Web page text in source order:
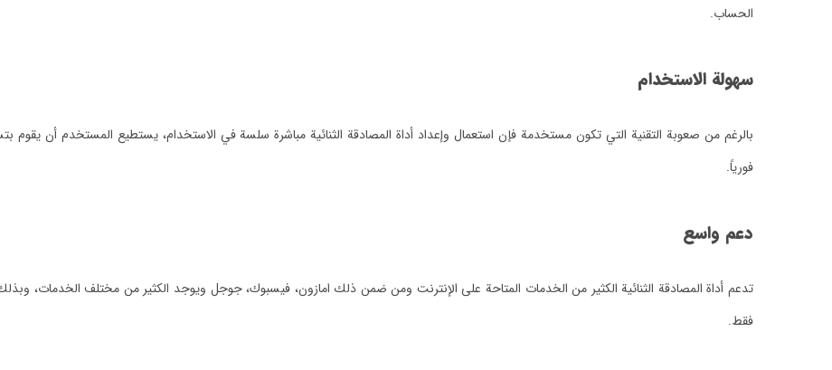
الحساب.
سهولة الاستخدام
بالرغم من صعوبة التقنية التي تكون مستخدمة فإن استعمال وإعداد أداة المصادقة الثنائية مباشرة سلسة في الاستخدام، يستطيع المستخدم أن
فورياً.
دعم واسع
تدعم أداة المصادقة الثنائية الكثير من الخدمات المتاحة على الإنترنت ومن ضمن ذلك امازون، فيسبوك، جوجل ويوجد الكثير من مختلف الخدمات،
فقط.